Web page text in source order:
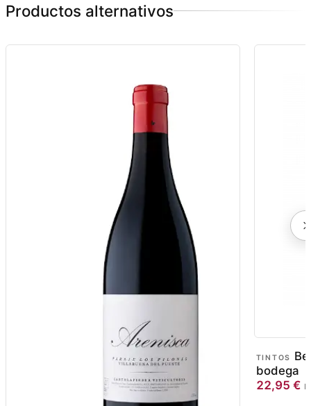
Productos alternativos
TINTOS
bodega
22,95 €